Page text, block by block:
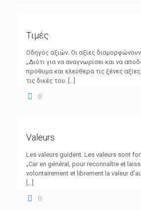
Τιμές
Οδηγός αξιών. Οι αξίες
„Διότι για να αναγνωρίσει και να
πρόθυμα και ελεύθερα τις ξένες
τις δικές του. […]
0
Valeurs
Les valeurs guident. Les valeurs sont
„Car en général, pour reconnaître et
volontairement et librement la valeur
[…]
0